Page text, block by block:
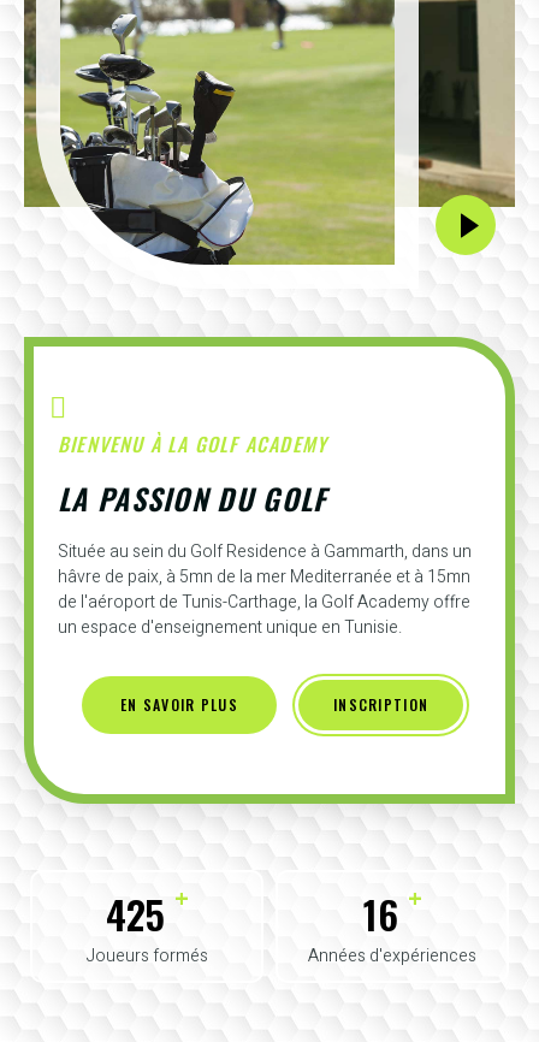
BIENVENU À LA GOLF ACADEMY
LA PASSION DU GOLF
Située au sein du Golf Residence à Gammarth, dans un
hâvre de paix, à 5mn de la mer Mediterranée et à 15mn
de l'aéroport de Tunis-Carthage, la Golf Academy offre
un espace d'enseignement unique en Tunisie.
EN SAVOIR PLUS INSCRIPTION
425 +
Joueurs formés
16 +
Années d'expériences